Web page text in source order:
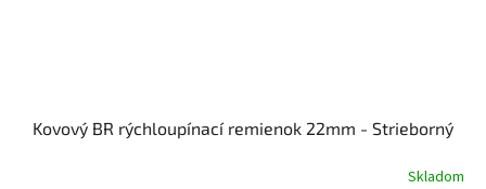
Kovový BR rýchloupínací remienok 22mm - Strieborný
Skladom